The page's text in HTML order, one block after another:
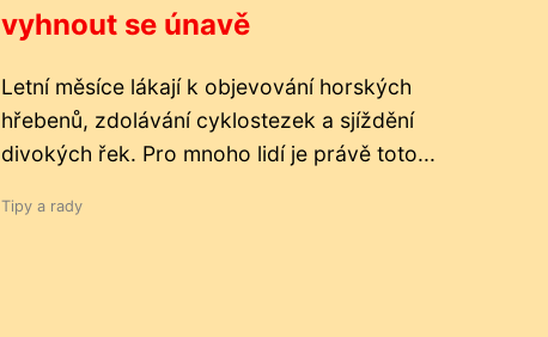
vyhnout se únavě
Letní měsíce lákají k objevování horských
hřebenů, zdolávání cyklostezek a sjíždění
divokých řek. Pro mnoho lidí je právě toto...
Tipy a rady